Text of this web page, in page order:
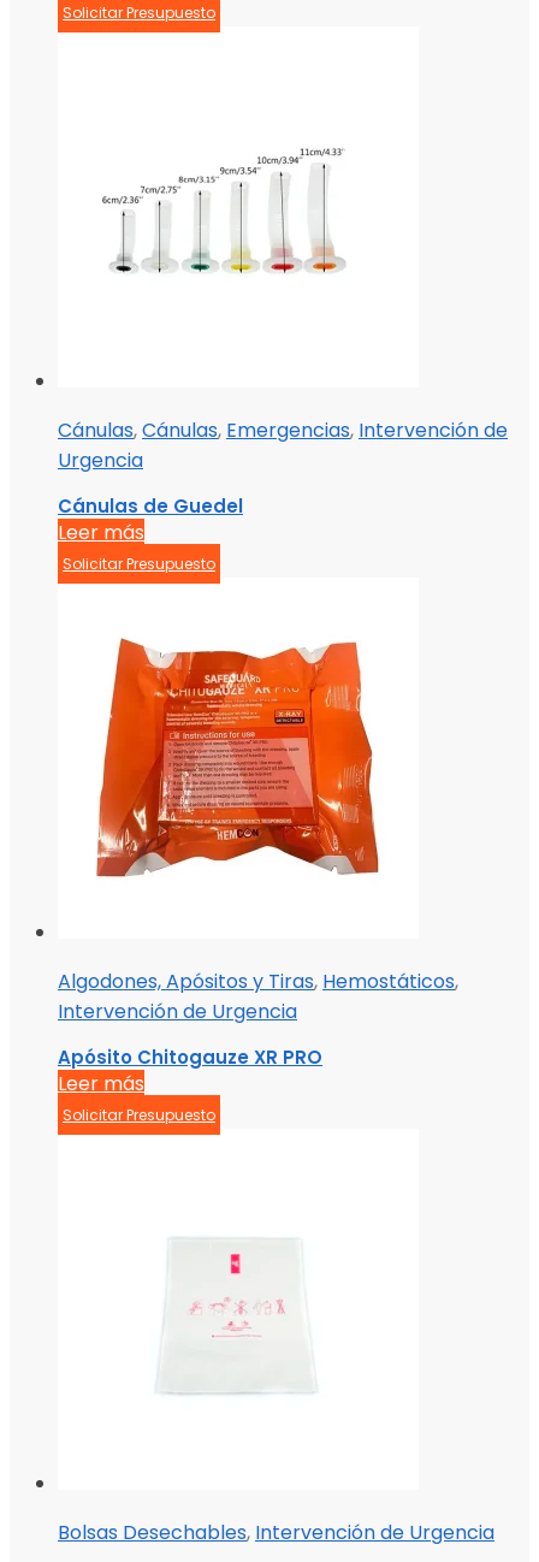
Solicitar Presupuesto
Cánulas,Cánulas, Emergencias, Intervención de
Urgencia
Cánulas de Guedel
Leer más
Solicitar Presupuesto
Algodones, Apósitos y Tiras, Hemostáticos,
Intervención de Urgencia
Apósito Chitogauze XR PRO
Leer más
Solicitar Presupuesto
Bolsas Desechables, Intervención de Urgencia